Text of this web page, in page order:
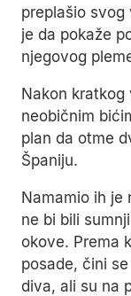
preplašio
je da pokaže
njegovog
Nakon kratkog
neobičnim
plan da otme
Španiju.
Namamio ih je
ne bi bili
okove. Prema
posade, čini
diva, ali su na